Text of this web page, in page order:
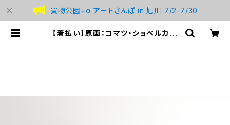
買物公園+α アートさんぽ in 旭川 7/2-7/30
【着払い】原画：コマツ・ショベルカー